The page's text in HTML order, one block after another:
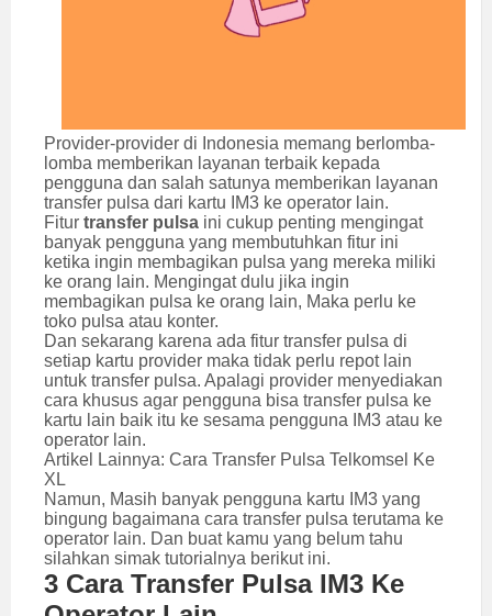
Provider-provider di Indonesia memang berlomba-
lomba memberikan layanan terbaik kepada
pengguna dan salah satunya memberikan layanan
transfer pulsa dari kartu IM3 ke operator lain.
Fitur transfer pulsa ini cukup penting mengingat
banyak pengguna yang membutuhkan fitur ini
ketika ingin membagikan pulsa yang mereka miliki
ke orang lain. Mengingat dulu jika ingin
membagikan pulsa ke orang lain, Maka perlu ke
toko pulsa atau konter.
Dan sekarang karena ada fitur transfer pulsa di
setiap kartu provider maka tidak perlu repot lain
untuk transfer pulsa. Apalagi provider menyediakan
cara khusus agar pengguna bisa transfer pulsa ke
kartu lain baik itu ke sesama pengguna IM3 atau ke
operator lain.
Artikel Lainnya: Cara Transfer Pulsa Telkomsel Ke
XL
Namun, Masih banyak pengguna kartu IM3 yang
bingung bagaimana cara transfer pulsa terutama ke
operator lain. Dan buat kamu yang belum tahu
silahkan simak tutorialnya berikut ini.
3 Cara Transfer Pulsa IM3 Ke